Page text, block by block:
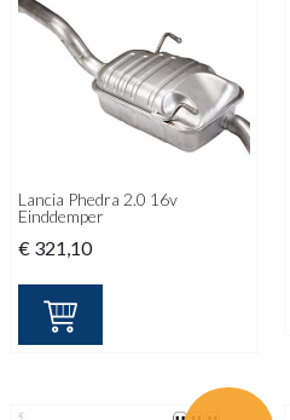
Lancia Phedra 2.0 16v
Einddemper
€ 321,10